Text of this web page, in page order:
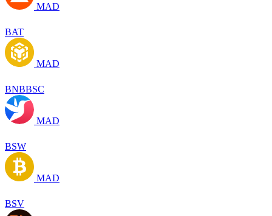
MAD
BAT
MAD
BNBBSC
MAD
BSW
MAD
BSV